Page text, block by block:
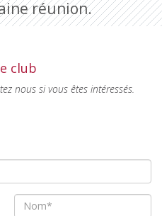
réunion.
club
nous si vous êtes intéressés.